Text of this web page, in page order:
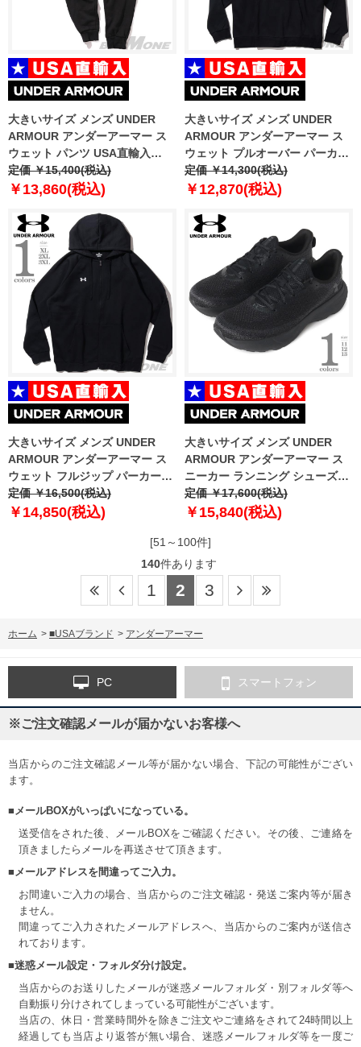
大きいサイズ メンズ UNDER
ARMOUR アンダーアーマー ス
ウェット パンツ USA直輸入
1379774-001
定価 ￥15,400(税込)
￥13,860(税込)
大きいサイズ メンズ UNDER
ARMOUR アンダーアーマー ス
ウェット プルオーバー パーカー
USA直輸入 1379757-001
定価 ￥14,300(税込)
￥12,870(税込)
大きいサイズ メンズ UNDER
ARMOUR アンダーアーマー ス
ウェット フルジップ パーカー
USA直輸入 1379767-001
定価 ￥16,500(税込)
￥14,850(税込)
大きいサイズ メンズ UNDER
ARMOUR アンダーアーマー ス
ニーカー ランニング シューズ
USA直輸入 3027523-002
定価 ￥17,600(税込)
￥15,840(税込)
[51～100件]
140件あります
1 2 3
ホーム > ■USAブランド > アンダーアーマー
PC スマートフォン
※ご注文確認メールが届かないお客様へ
当店からのご注文確認メール等が届かない場合、下記の可能性がござい
ます。
■メールBOXがいっぱいになっている。
送受信をされた後、メールBOXをご確認ください。その後、ご連絡を
頂きましたらメールを再送させて頂きます。
■メールアドレスを間違ってご入力。
お間違いご入力の場合、当店からのご注文確認・発送ご案内等が届き
ません。
間違ってご入力されたメールアドレスへ、当店からのご案内が送信さ
れております。
■迷惑メール設定・フォルダ分け設定。
当店からのお送りしたメールが迷惑メールフォルダ・別フォルダ等へ
自動振り分けされてしまっている可能性がございます。
当店の、休日・営業時間外を除きご注文やご連絡をされて24時間以上
経過しても当店より返答が無い場合、迷惑メールフォルダ等を一度ご